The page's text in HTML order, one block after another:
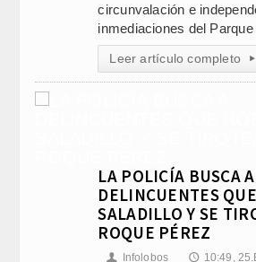
circunvalación e
inmediaciones del
Leer artículo completo ▸
LA POLICÍA BUSCA A
DELINCUENTES
SALADILLO Y SE
ROQUE PÉREZ
👤 Infolobos 🕔 10:49,